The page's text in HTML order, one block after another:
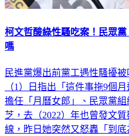
柯文哲酸綠性騷吃案！民眾
嗎
民進黨爆出前黨工遇性騷擾
（1）日指出「這件事拖9個
擔任「月曆女郎」、民眾黨
芝，去（2022）年也曾發文
線，昨日她突然又怒轟「到